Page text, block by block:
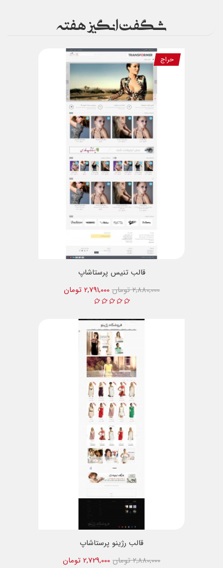
شگفت انگیز هفته
حراج
قالب تنیس پرستاشاپ
2,791,000 تومان
2,880,000 تومان
قالب رژینو پرستاشاپ
2,729,000 تومان
2,880,000 تومان